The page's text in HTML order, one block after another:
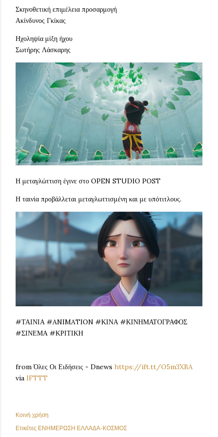
Σκηνοθετική επιμέλεια προσαρμογή
Ακίνδυνος Γκίκας
Ηχοληψία μίξη ήχου
Σωτήρης Λάσκαρης
Η μεταγλώττιση έγινε στο OPEN STUDIO POST
Η ταινία προβάλλεται μεταγλωττισμένη και με υπότιτλους.
#ΤΑΙΝΙΑ #ANIMATION #ΚΙΝΑ #ΚΙΝΗΜΑΤΟΓΡΑΦΟΣ
#ΣΙΝΕΜΑ #ΚΡΙΤΙΚΗ
from Όλες Οι Ειδήσεις - Dnews https://ift.tt/O5m3XBA
via IFTTT
Κοινή χρήση
Ετικέτες ΕΝΗΜΕΡΩΣΗ ΕΛΛΑΔΑ-ΚΟΣΜΟΣ